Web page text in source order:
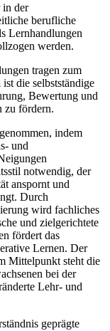
in der
berufliche
Lernhandlungen
werden.
tragen zum
die selbstständige
Bewertung und
zu fördern.
indem
und
notwendig, der
anspornt und
Durch
wird fachliches
und zielgerichtete
fördert das
Lernen. Der
Mittelpunkt steht die
bei der
Lehr- und
geprägte